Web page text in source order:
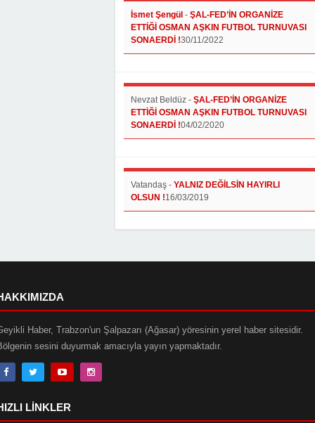
İsmet Şengül - ŞAL-FED’İN ORGANİZE
ETTİĞİ OSMAN AŞKIN FUTBOL TURNUVASI
SONAERDİ !30/11/2022
Nevzat Beldüz - ŞAL-FED’İN ORGANİZE
ETTİĞİ OSMAN AŞKIN FUTBOL TURNUVASI
SONAERDİ !04/02/2020
Vatandaş - YALNIZ DEĞİLSİN HAYIRLI
OLSUN !16/03/2019
Haber, Trabzon'un Şalpazarı (Ağasar) yöresinin yerel haber sitesidir.
sesini duyurmak amacıyla yayın yapmaktadır.
LINKLER